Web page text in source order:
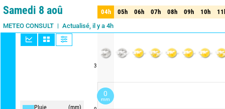
1 jour 3 jours 7 jours 15 jours Fiabilité 90%
Samedi 8 aoû
METEO CONSULT Actualisé, il y a 4h
Pluie (mm)
3
04h 05h 06h 07h 08h 09h 10h
04h 05h 06h 07h 08h 09h 10h
0
mm